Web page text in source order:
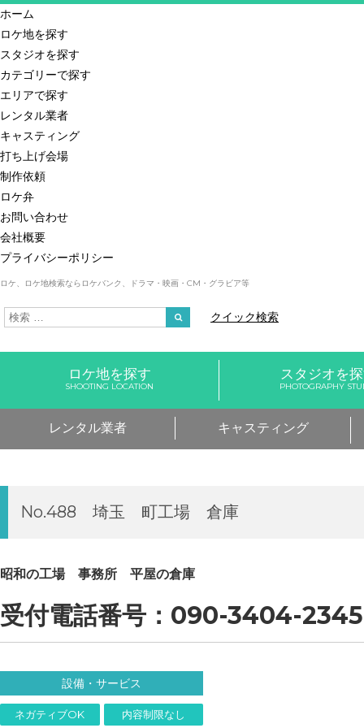
ホーム
ロケ地を探す
スタジオを探す
カテゴリーで探す
エリアで探す
レンタル業者
キャスティング
打ち上げ会場
制作依頼
ロケ弁
お問い合わせ
会社概要
プライバシーポリシー
ロケ、ロケ地検索ならロケバンク、ドラマ・映画・CM・グラビア等
クイック検索
ロケ地を探す
SHOOTING LOCATION
スタジオを
PHOTOGRAPHY
レンタル業者 キャスティング
No.488 埼玉 町工場 倉庫
昭和の工場 事務所 平屋の倉庫
受付電話番号：090-3404-2345
設備・サービス
ネガティブOK
内容制限なし